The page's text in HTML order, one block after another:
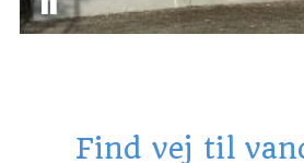
Find vej til